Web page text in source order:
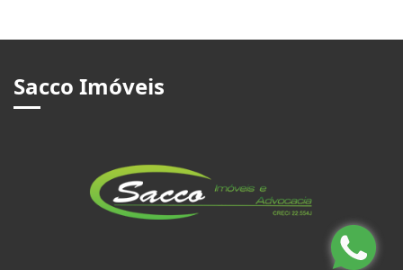
Sacco Imóveis